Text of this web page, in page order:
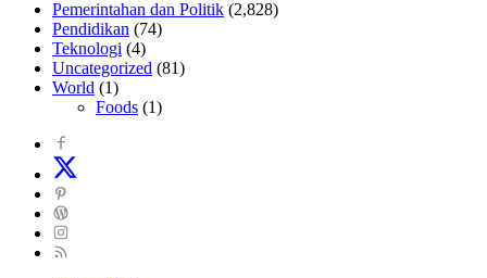
Pemerintahan dan Politik (2,828)
Pendidikan (74)
Teknologi (4)
Uncategorized (81)
World (1)
Foods (1)